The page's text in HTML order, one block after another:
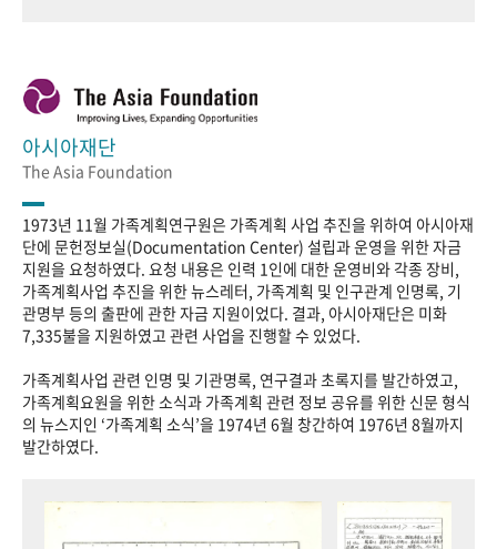
아시아재단
The Asia Foundation
1973년 11월 가족계획연구원은 가족계획 사업 추진을 위하여 아시아재
단에 문헌정보실(Documentation Center) 설립과 운영을 위한 자금
지원을 요청하였다. 요청 내용은 인력 1인에 대한 운영비와 각종 장비,
가족계획사업 추진을 위한 뉴스레터, 가족계획 및 인구관계 인명록, 기
관명부 등의 출판에 관한 자금 지원이었다. 결과, 아시아재단은 미화
7,335불을 지원하였고 관련 사업을 진행할 수 있었다.
가족계획사업 관련 인명 및 기관명록, 연구결과 초록지를 발간하였고,
가족계획요원을 위한 소식과 가족계획 관련 정보 공유를 위한 신문 형식
의 뉴스지인 ‘가족계획 소식’을 1974년 6월 창간하여 1976년 8월까지
발간하였다.